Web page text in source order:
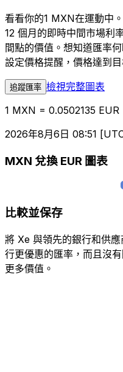
看看你的1 MXN在運動中
12 個月的即時中間市場利
間點的價值。想知道匯率
設定價格提醒，價格達到
追蹤匯率 檢視完整圖表
1 MXN = 0.0502135 EUR
2026年8月6日 08:51
MXN 兌換 EUR 圖表
比較並保存
將 Xe 與領先的銀行和供
行更優惠的匯率，而且沒
更多價值。